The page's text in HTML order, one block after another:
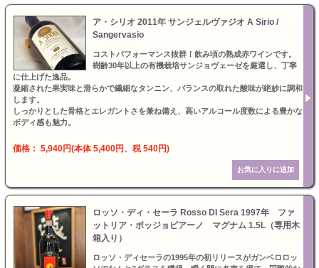
ア・シリオ 2011年 サンジェルヴァジオ A Sirio /
Sangervasio
コストパフォーマンス抜群！飲み頃の熟成赤ワインです。
樹齢30年以上の有機栽培サンジョヴェーゼを厳選し、丁寧
に仕上げた逸品。
凝縮された果実味と滑らかで繊細なタンニン、バランスの取れた酸味が絶妙に調和
します。
しっかりとした骨格とエレガントさを兼ね備え、高いアルコール度数による豊かな
ボディ感も魅力。
価格： 5,940円(本体 5,400円、税 540円)
ロッソ・ディ・セーラ Rosso DI Sera 1997年 ファ
ットリア・ポッジョピアーノ マグナム 1.5L（専用木
箱入り）
ロッソ・ディセーラの1995年の初リリースがガンベロロッ